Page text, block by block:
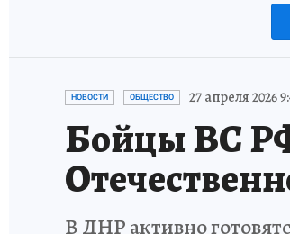
НОВОСТИ ОБЩЕСТВО 27 апреля 2026
Бойцы ВС
В ДНР активно